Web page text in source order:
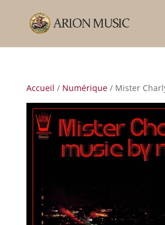
Accueil / Numérique/ Mister